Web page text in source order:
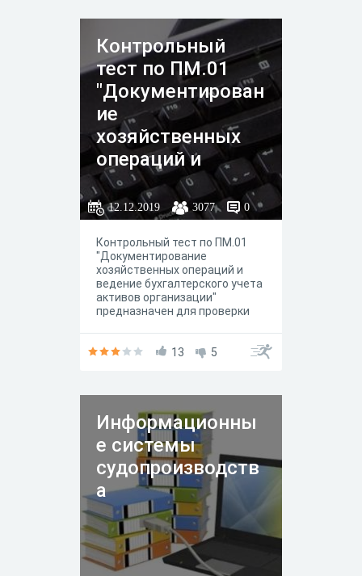
Контрольный
тест по ПМ.01
"Документирован
ие
хозяйственных
операций и
ведение
бухгалтерского
учета активов
организации" для
специальности
38.02.01
12.12.2019 3077 0
Контрольный тест по ПМ.01
"Документирование
хозяйственных операций и
ведение бухгалтерского учета
активов организации"
предназначен для проверки
"Экономика и бухгалтерский
13 5
Информационны
е системы
судопроизводств
а